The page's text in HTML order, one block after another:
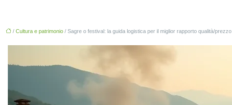
/ Cultura e patrimonio / Sagre o festival: la guida logistica per il miglior rapporto qualità/prezzo